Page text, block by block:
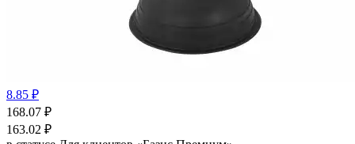
8.85 ₽
168.07 ₽
163.02 ₽